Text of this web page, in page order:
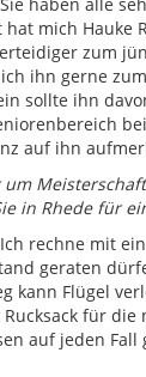
mich Hauke
zum
ihn gerne
sollte ihn
auf ihn
in Rhede für
Ich rechne mit
geraten
kann Flügel
für die
auf jeden Fall